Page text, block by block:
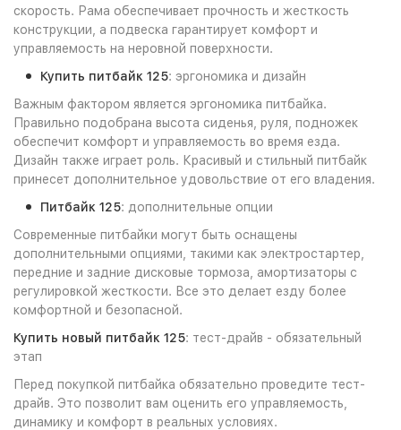
скорость. Рама обеспечивает прочность и жесткость
конструкции, а подвеска гарантирует комфорт и
управляемость на неровной поверхности.
Купить питбайк 125: эргономика и дизайн
Важным фактором является эргономика питбайка.
Правильно подобрана высота сиденья, руля, подножек
обеспечит комфорт и управляемость во время езда.
Дизайн также играет роль. Красивый и стильный питбайк
принесет дополнительное удовольствие от его владения.
Питбайк 125: дополнительные опции
Современные питбайки могут быть оснащены
дополнительными опциями, такими как электростартер,
передние и задние дисковые тормоза, амортизаторы с
регулировкой жесткости. Все это делает езду более
комфортной и безопасной.
Купить новый питбайк 125: тест-драйв - обязательный
этап
Перед покупкой питбайка обязательно проведите тест-
драйв. Это позволит вам оценить его управляемость,
динамику и комфорт в реальных условиях.